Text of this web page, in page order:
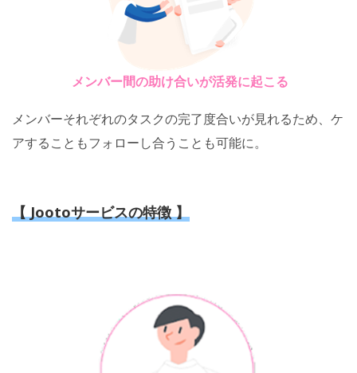
メンバー間の助け合いが活発に起こる
メンバーそれぞれのタスクの完了度合いが見れるため、ケ
アすることもフォローし合うことも可能に。
【 Jootoサービスの特徴 】